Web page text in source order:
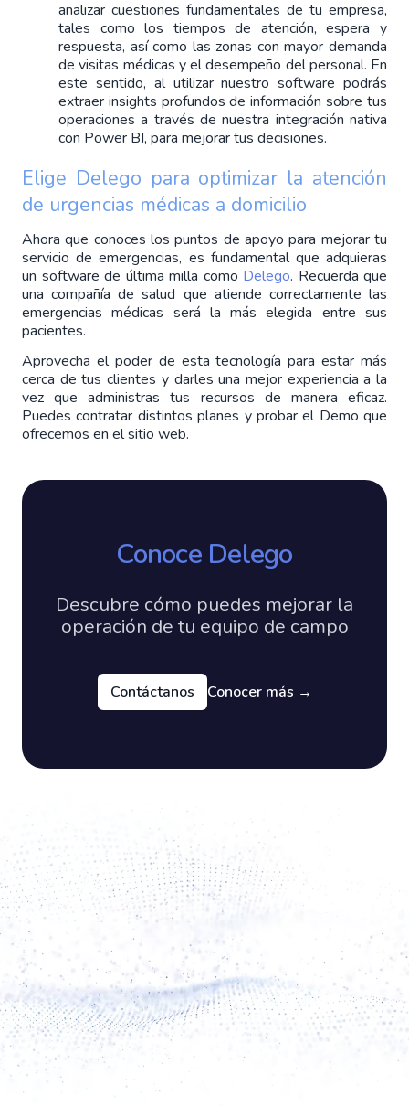
analizar cuestiones fundamentales de tu empresa,
tales como los tiempos de atención, espera y
respuesta, así como las zonas con mayor demanda
de visitas médicas y el desempeño del personal. En
este sentido, al utilizar nuestro software podrás
extraer insights profundos de información sobre tus
operaciones a través de nuestra integración nativa
con Power BI, para mejorar tus decisiones.
Elige Delego para optimizar la atención
de urgencias médicas a domicilio
Ahora que conoces los puntos de apoyo para mejorar tu
servicio de emergencias, es fundamental que adquieras
un software de última milla como Delego. Recuerda que
una compañía de salud que atiende correctamente las
emergencias médicas será la más elegida entre sus
pacientes.
Aprovecha el poder de esta tecnología para estar más
cerca de tus clientes y darles una mejor experiencia a la
vez que administras tus recursos de manera eficaz.
Puedes contratar distintos planes y probar el Demo que
ofrecemos en el sitio web.
Conoce Delego
Descubre cómo puedes mejorar la
operación de tu equipo de campo
Contáctanos Conocer más →